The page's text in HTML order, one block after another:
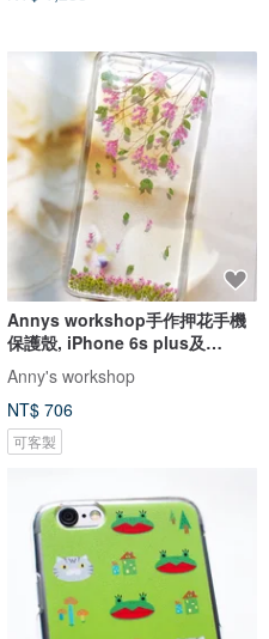
Annys workshop手作押花手機
保護殼, iPhone 6s plus及
iPhone 6 plus適用, 盛開第三章
Anny's workshop
NT$ 706
可客製